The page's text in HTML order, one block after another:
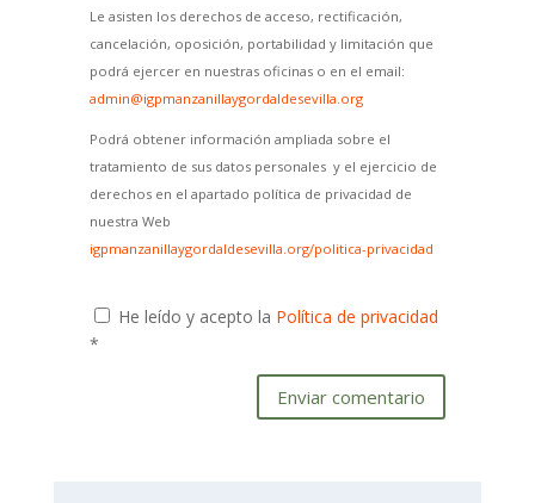
Le asisten los derechos de acceso, rectificación,
cancelación, oposición, portabilidad y limitación que
podrá ejercer en nuestras oficinas o en el email:
admin@igpmanzanillaygordaldesevilla.org
Podrá obtener información ampliada sobre el
tratamiento de sus datos personales y el ejercicio de
derechos en el apartado política de privacidad de
nuestra Web
igpmanzanillaygordaldesevilla.org/politica-privacidad
He leído y acepto la Política de privacidad
*
Enviar comentario